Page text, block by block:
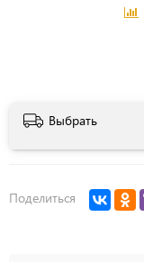
Выбрать
Поделиться